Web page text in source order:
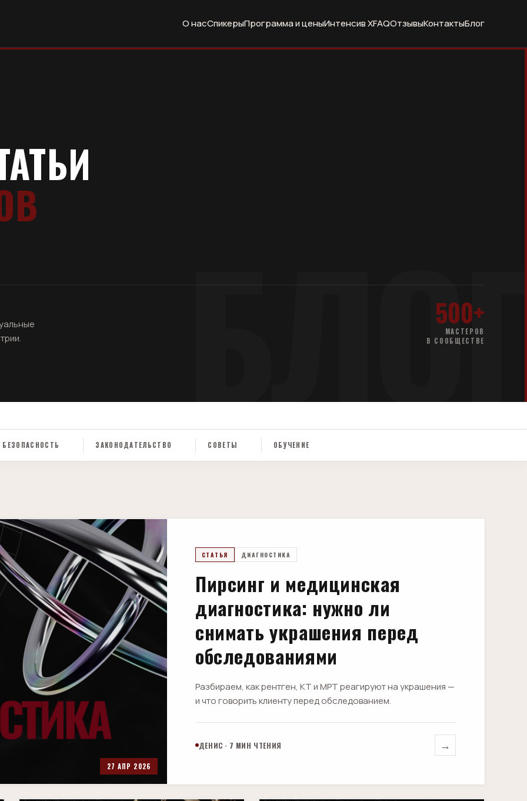
О насСпикерыПрограмма и ценыИнтенсив XFAQОтзывыКонтактыБлог
500+
МАСТЕРОВ
В СООБЩЕСТВЕ
БЕЗОПАСНОСТЬ ЗАКОНОДАТЕЛЬСТВО СОВЕТЫ ОБУЧЕНИЕ
27 АПР 2026
СТАТЬЯ ДИАГНОСТИКА
Пирсинг и медицинская
диагностика: нужно ли
снимать украшения перед
обследованиями
Разбираем, как рентген, КТ и МРТ реагируют на украшения —
и что говорить клиенту перед обследованием.
ДЕНИС · 7 МИН ЧТЕНИЯ →